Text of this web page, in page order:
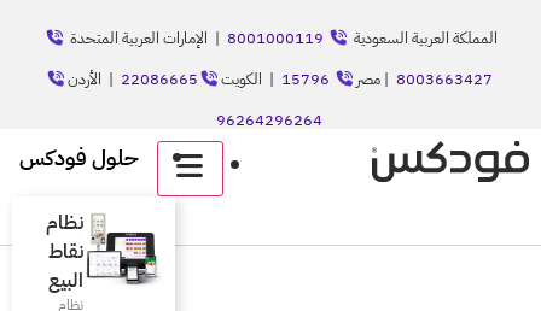
| الإمارات العربية المتحدة
22086665 | الأردن
حلول فودكس
نقاط